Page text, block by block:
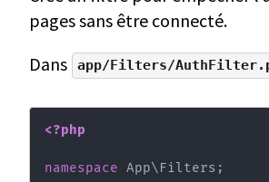
pages sans être connecté.
Dans
app/Filters/
<?php
namespace App\ Filters ;